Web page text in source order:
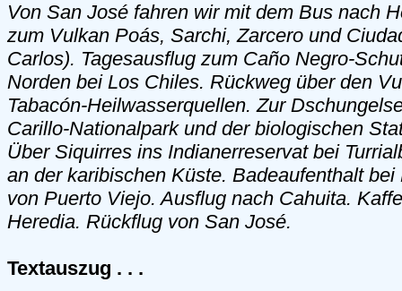
Von San José fahren wir mit dem Bus nach
zum Vulkan Poás, Sarchi, Zarcero und
Carlos). Tagesausflug zum Caño Negro-
Norden bei Los Chiles. Rückweg über den
Tabacón-Heilwasserquellen. Zur
Carillo-Nationalpark und der biologischen
Über Siquirres ins Indianerreservat bei
an der karibischen Küste. Badeaufenthalt
von Puerto Viejo. Ausflug nach Cahuita.
Heredia. Rückflug von San José.
Textauszug . . .